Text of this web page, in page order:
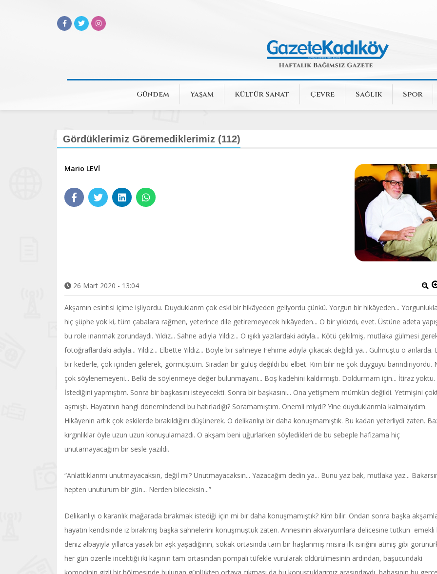
Gündem Yaşam Kültür Sanat Çevre Sağlık Spor
Gördüklerimiz Göremediklerimiz (112)
Mario LEVİ
26 Mart 2020 - 13:04
Akşamın esintisi içime işliyordu. Duyduklarım çok eski bir hikâyeden geliyordu çünkü. Yorgun bir hikâyeden...
hiç şüphe yok ki, tüm çabalara rağmen, yeterince dile getiremeyecek hikâyeden... O bir yıldızdı, evet. Üstüne adeta
bu role inanmak zorundaydı. Yıldız... Sahne adıyla Yıldız... O ışıklı yazılardaki adıyla... Kötü çekilmiş, mutlaka gülmesi
fotoğraflardaki adıyla... Yıldız... Elbette Yıldız... Böyle bir sahneye Fehime adıyla çıkacak değildi ya... Gülmüştü o anlarda.
bir kederle, çok içinden gelerek, görmüştüm. Sıradan bir gülüş değildi bu elbet. Kim bilir ne çok duyguyu barındırıyordu.
çok söylenemeyeni... Belki de söylenmeye değer bulunmayanı... Boş kadehini kaldırmıştı. Doldurmam için... İtiraz yoktu.
İstediğini yapmıştım. Sonra bir başkasını isteyecekti. Sonra bir başkasını... Ona yetişmem mümkün değildi. Yetmişini
aşmıştı. Hayatının hangi dönemindendi bu hatırladığı? Soramamıştım. Önemli miydi? Yine duyduklarımla kalmalıydım.
Hikâyenin artık çok eskilerde bırakıldığını düşünerek. O delikanlıyı bir daha konuşmamıştık. Bu kadarı yeterliydi zaten.
kırgınlıklar öyle uzun uzun konuşulamazdı. O akşam beni uğurlarken söyledikleri de bu sebeple hafızama hiç
unutamayacağım bir sesle yazıldı.
“Anlattıklarımı unutmayacaksın, değil mi? Unutmayacaksın... Yazacağım dedin ya... Bunu yaz bak, mutlaka yaz...
hepten unuturum bir gün... Nerden bileceksin...”
Delikanlıyı o karanlık mağarada bırakmak istediği için mi bir daha konuşmamıştık? Kim bilir. Ondan sonra başka
hayatın kendisinde iz bırakmış başka sahnelerini konuşmuştuk zaten. Annesinin akvaryumlara delicesine tutkun emekli
deniz albayıyla yıllarca yasak bir aşk yaşadığının, sokak ortasında tam bir haşlanmış mısıra ilk ısırığını atmış gibi
her gün özenle incelttiği iki kaşının tam ortasından pompalı tüfekle vurularak öldürülmesinin ardından, başucundaki
Haftanın Pusulası
Power Ballad /
Şarkısı